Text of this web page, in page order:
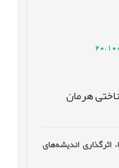
هرمان
اثرگذاری اندیشه‌های